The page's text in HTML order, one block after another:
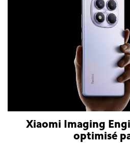
Xiaomi Imaging
optimisé